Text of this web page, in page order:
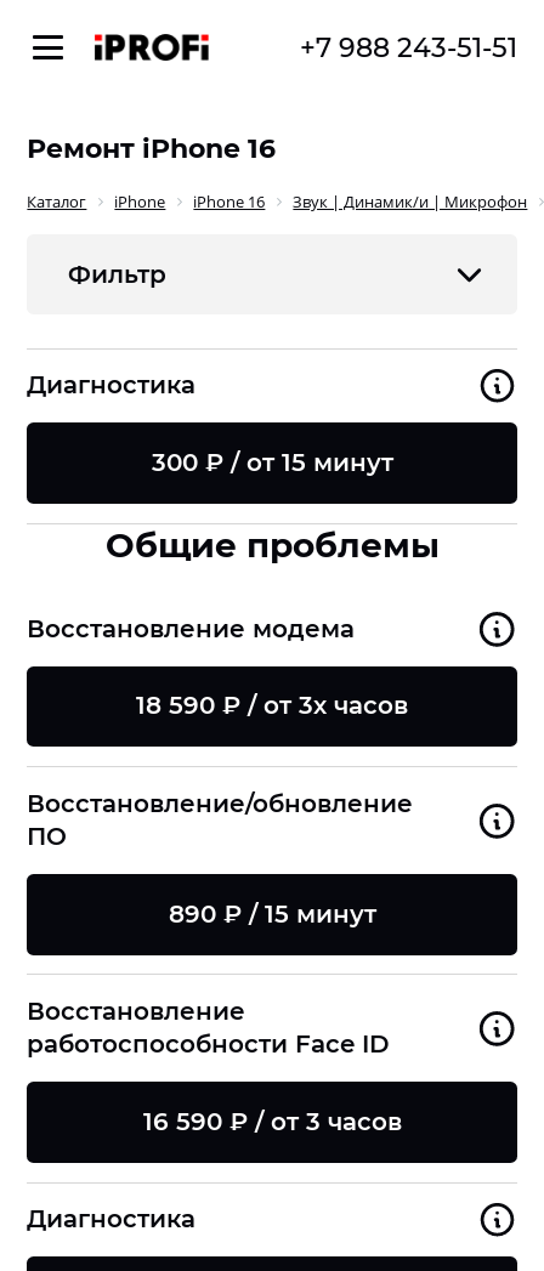
+7 988 243-51-51
Ремонт iPhone 16
Каталог iPhone iPhone 16 Звук | Динамик/и | Микрофон
Фильтр
Диагностика
300 ₽ / от 15 минут
Общие проблемы
Восстановление модема
18 590 ₽ / от 3х часов
Восстановление/обновление
ПО
890 ₽ / 15 минут
Восстановление
работоспособности Face ID
16 590 ₽ / от 3 часов
Диагностика